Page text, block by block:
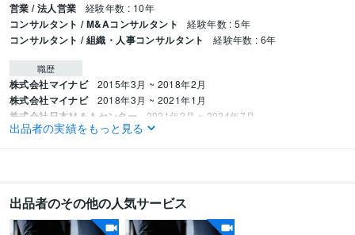
営業 / 法人営業 経験年数 : 10年
コンサルタント / M&Aコンサルタント 経験年数 : 5年
コンサルタント / 組織・人事コンサルタント 経験年数 : 6年
職歴
株式会社マイナビ 2015年3月 ~ 2018年2月
株式会社マイナビ 2018年3月 ~ 2021年1月
株式会社日本Ｍ＆Ａセンター 2021年2月 ~ 2024年7月
株式会社Ｃｏｒｅｃａｐｉｔａｌ
得意分野
コンサルティング・士業 バリュエーション（企業価値）
出品者の実績をもっと見る
出品者のその他の人気サービス